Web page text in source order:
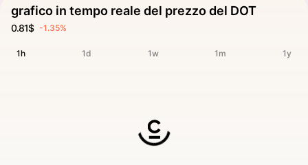
grafico in tempo reale del prezzo del DOT
0.81$ -1.35%
1h 1d 1w 1m 1y